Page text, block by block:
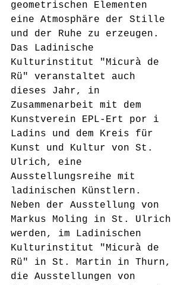
geometrischen Elementen
eine Atmosphäre der Stille
und der Ruhe zu erzeugen.
Das Ladinische
Kulturinstitut "Micurà de
Rü" veranstaltet auch
dieses Jahr, in
Zusammenarbeit mit dem
Kunstverein EPL-Ert por i
Ladins und dem Kreis für
Kunst und Kultur von St.
Ulrich, eine
Ausstellungsreihe mit
ladinischen Künstlern.
Neben der Ausstellung von
Markus Moling in St. Ulrich
werden, im Ladinischen
Kulturinstitut "Micurà de
Rü" in St. Martin in Thurn,
die Ausstellungen von